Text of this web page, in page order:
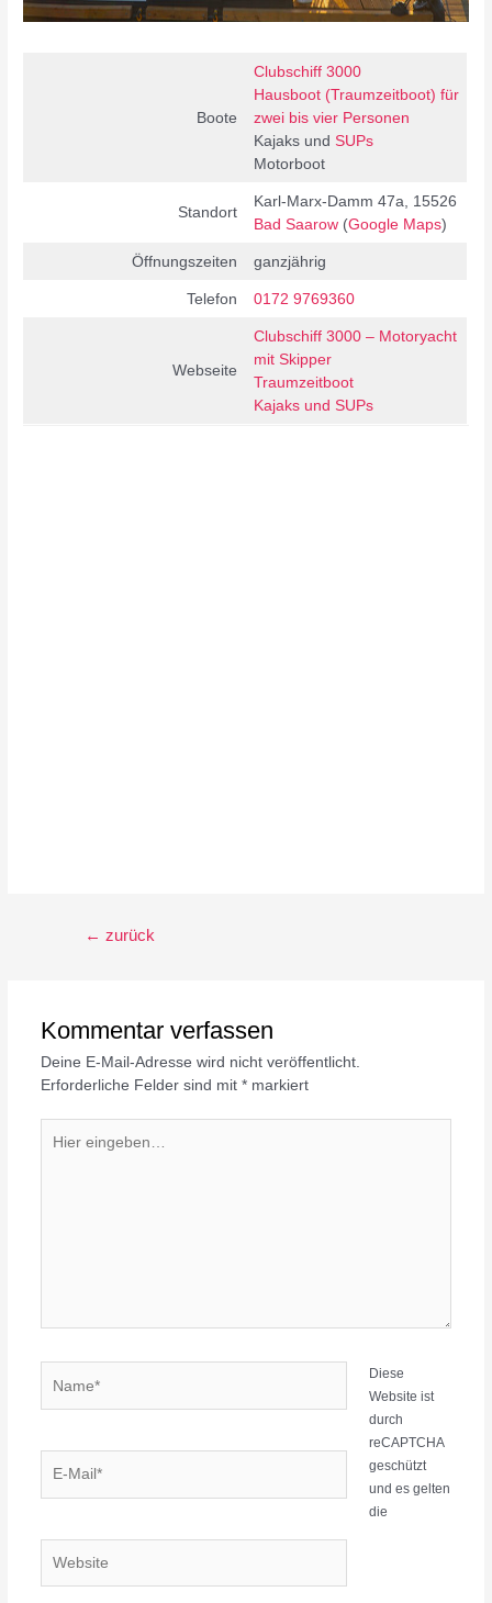
Boote
Clubschiff 3000
Hausboot (Traumzeitboot) für
zwei bis vier Personen
Kajaks und SUPs
Motorboot
Standort
Karl-Marx-Damm 47a, 15526
Bad Saarow(Google Maps)
Öffnungszeiten ganzjährig
Telefon 0172 9769360
Webseite
Clubschiff 3000 – Motoryacht
mit Skipper
Traumzeitboot
Kajaks und SUPs
Beitragsnavigation
← zurück
Kommentar verfassen
Deine E-Mail-Adresse wird nicht veröffentlicht.
Erforderliche Felder sind mit *markiert
eingeben…
Mail*
Diese
Website ist
durch
reCAPTCHA
geschützt
und es gelten
die